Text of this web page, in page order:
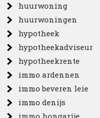
huurwoning
huurwoningen
hypotheek
hypotheekadviseur
hypotheekrente
immo ardennen
immo beveren leie
immo denijs
immo hongarije